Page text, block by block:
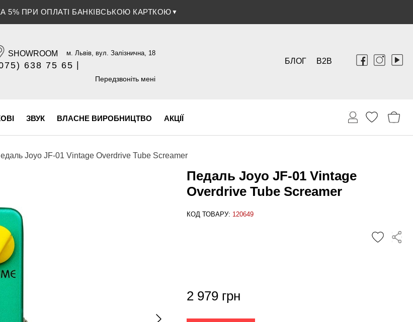
5% ПРИ ОПЛАТІ БАНКІВСЬКОЮ КАРТКОЮ ▼
SHOWROOM м. Львів, вул. Залізнична, 18
638 75 65
(096) 609 84 32
Передзвоніть мені
B2B
БЛОГ
ЗВУК ВЛАСНЕ ВИРОБНИЦТВО АКЦІЇ
Joyo JF-01 Vintage Overdrive Tube Screamer
Педаль Joyo JF-01 Vintage
Overdrive Tube Screamer
КОД ТОВАРУ: 120649
2 979 грн